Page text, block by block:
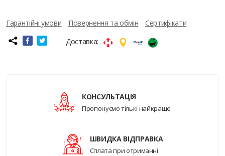
Гарантійні умови Повернення та обмін
Сертифікати
Доставка:
КОНСУЛЬТАЦІЯ
Пропонуємо тількі найкраще
ШВИДКА ВІДПРАВКА
Сплата при отриманні